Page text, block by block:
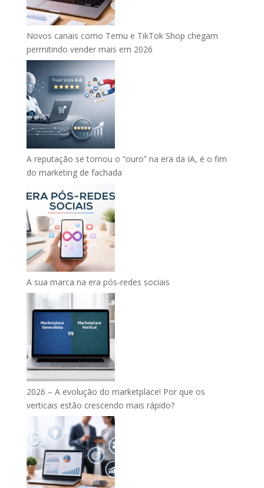
Novos canais como Temu e TikTok Shop chegam
permitindo vender mais em 2026
A reputação se tornou o “ouro” na era da IA, é o fim
do marketing de fachada
A sua marca na era pós-redes sociais
2026 – A evolução do marketplace! Por que os
verticais estão crescendo mais rápido?